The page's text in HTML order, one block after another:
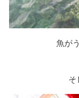
魚が